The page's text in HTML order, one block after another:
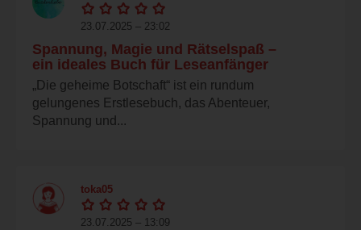
23.07.2025 – 23:02
Spannung, Magie und Rätselspaß –
ein ideales Buch für Leseanfänger
„Die geheime Botschaft“ ist ein rundum
gelungenes Erstlesebuch, das Abenteuer,
Spannung und...
toka05
23.07.2025 – 13:09